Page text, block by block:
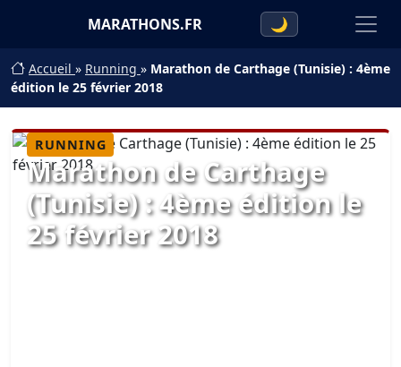
MARATHONS.FR 🌙
Accueil » Running » Marathon de Carthage (Tunisie) : 4ème
édition le 25 février 2018
RUNNING
Marathon de Carthage
(Tunisie) : 4ème édition le
25 février 2018